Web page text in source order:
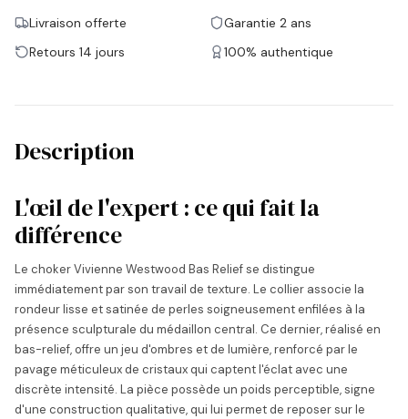
Livraison offerte
Garantie 2 ans
Retours 14 jours
100% authentique
Description
L'œil de l'expert : ce qui fait la
différence
Le choker Vivienne Westwood Bas Relief se distingue
immédiatement par son travail de texture. Le collier associe la
rondeur lisse et satinée de perles soigneusement enfilées à la
présence sculpturale du médaillon central. Ce dernier, réalisé en
bas-relief, offre un jeu d'ombres et de lumière, renforcé par le
pavage méticuleux de cristaux qui captent l'éclat avec une
discrète intensité. La pièce possède un poids perceptible, signe
d'une construction qualitative, qui lui permet de reposer sur le